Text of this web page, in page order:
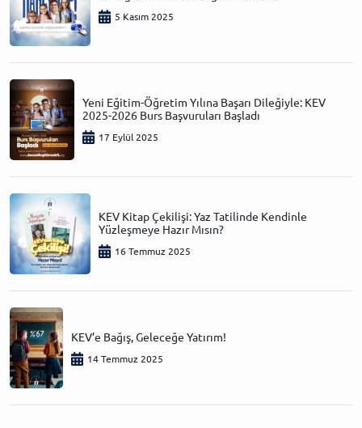
5 Kasım 2025
Yeni Eğitim-Öğretim Yılına Başarı Dileğiyle: KEV
2025-2026 Burs Başvuruları Başladı
17 Eylül 2025
KEV Kitap Çekilişi: Yaz Tatilinde Kendinle
Yüzleşmeye Hazır Mısın?
16 Temmuz 2025
KEV’e Bağış, Geleceğe Yatırım!
14 Temmuz 2025